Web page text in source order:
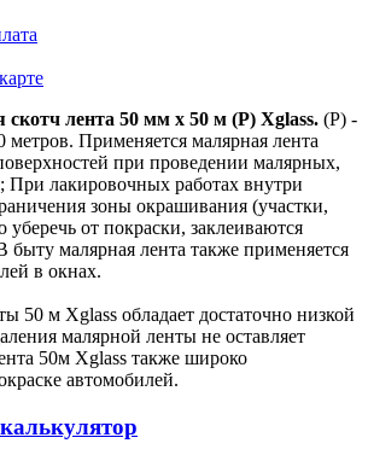
лента 50 мм х 50 м (Р) Xglass. (Р) -
метров. Применяется малярная лента
при проведении малярных,
При лакировочных работах внутри
зоны окрашивания (участки,
уберечь от покраски, заклеиваются
быту малярная лента также применяется
в окнах.
50 м Xglass обладает достаточно низкой
малярной ленты не оставляет
50м Xglass также широко
автомобилей.